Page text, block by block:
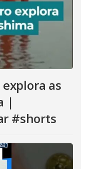
as
|
#shorts